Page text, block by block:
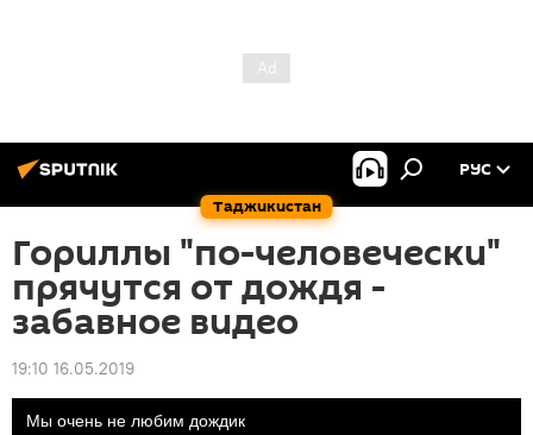
Таджикистан
РУС
Гориллы "по-человечески"
прячутся от дождя -
забавное видео
19:10 16.05.2019